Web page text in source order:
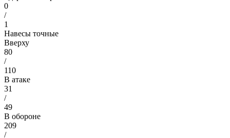
0
/
1
Навесы точные
Вверху
80
/
110
В атаке
31
/
49
В обороне
209
/